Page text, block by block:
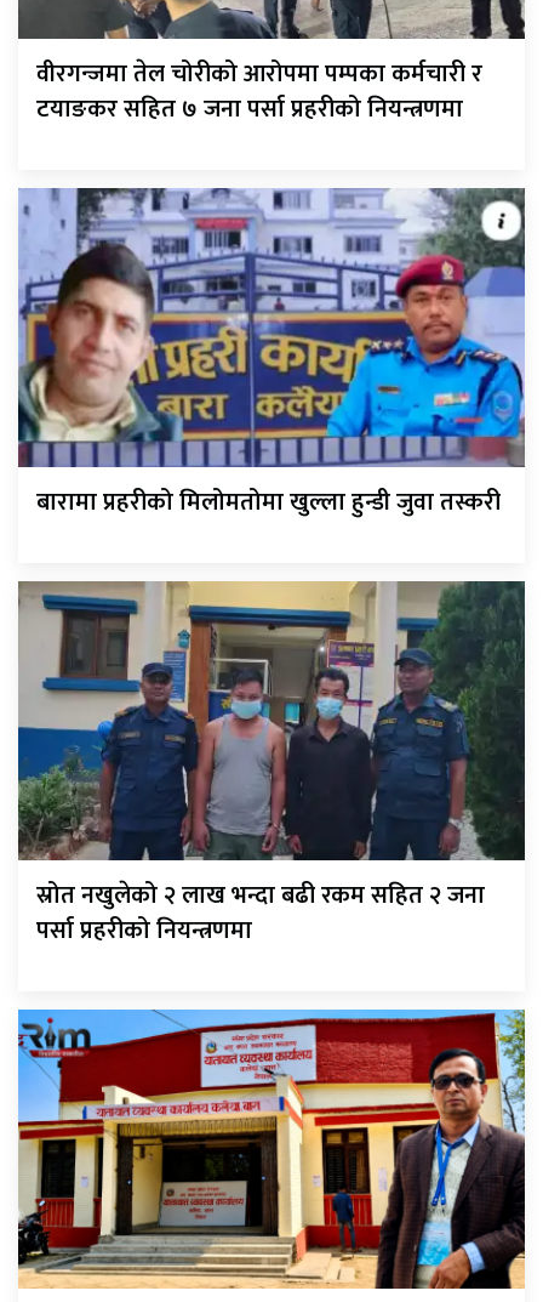
वीरगन्जमा तेल चोरीको आरोपमा पम्पका कर्मचारी र
टयाङकर सहित ७ जना पर्सा प्रहरीको नियन्त्रणमा
बारामा प्रहरीको मिलोमतोमा खुल्ला हुन्डी जुवा तस्करी
स्रोत नखुलेको २ लाख भन्दा बढी रकम सहित २ जना
पर्सा प्रहरीको नियन्त्रणमा